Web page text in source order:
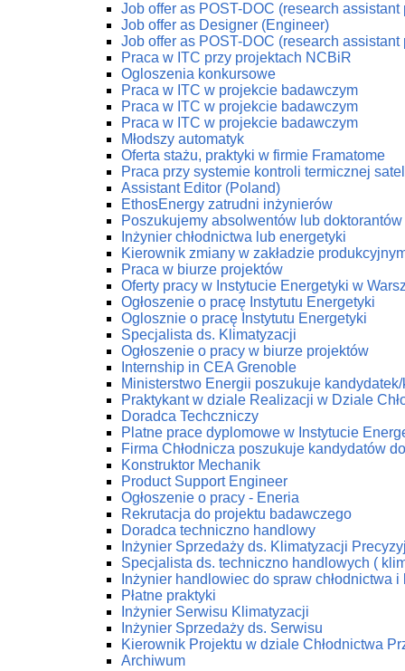
Job offer as POST-DOC (research assistant
Job offer as Designer (Engineer)
Job offer as POST-DOC (research assistant
Praca w ITC przy projektach NCBiR
Ogloszenia konkursowe
Praca w ITC w projekcie badawczym
Praca w ITC w projekcie badawczym
Praca w ITC w projekcie badawczym
Młodszy automatyk
Oferta stażu, praktyki w firmie Framatome
Praca przy systemie kontroli termicznej
Assistant Editor (Poland)
EthosEnergy zatrudni inżynierów
Poszukujemy absolwentów lub
Inżynier chłodnictwa lub energetyki
Kierownik zmiany w zakładzie
Praca w biurze projektów
Oferty pracy w Instytucie Energetyki w
Ogłoszenie o pracę Instytutu Energetyki
Oglosznie o pracę Instytutu Energetyki
Specjalista ds. Klimatyzacji
Ogłoszenie o pracy w biurze projektów
Internship in CEA Grenoble
Ministerstwo Energii poszukuje
Praktykant w dziale Realizacji w Dziale
Doradca Techczniczy
Platne prace dyplomowe w Instytucie
Firma Chłodnicza poszukuje kandydatów
Konstruktor Mechanik
Product Support Engineer
Ogłoszenie o pracy - Eneria
Rekrutacja do projektu badawczego
Doradca techniczno handlowy
Inżynier Sprzedaży ds. Klimatyzacji
Specjalista ds. techniczno handlowych (
Inżynier handlowiec do spraw chłodnictwa
Płatne praktyki
Inżynier Serwisu Klimatyzacji
Inżynier Sprzedaży ds. Serwisu
Kierownik Projektu w dziale Chłodnictwa
Archiwum